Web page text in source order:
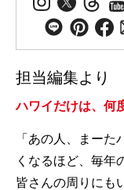
担当編集より
ハワイだけは、何
「あの人、まー
くなるほど、毎年
皆さんの周りに